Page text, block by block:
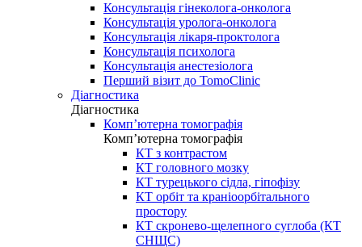
Консультація гінеколога-онколога
Консультація уролога-онколога
Консультація лікаря-проктолога
Консультація психолога
Консультація анестезіолога
Перший візит до TomoClinic
Діагностика
Діагностика
Комп’ютерна томографія
Комп’ютерна томографія
КТ з контрастом
КТ головного мозку
КТ турецького сідла, гіпофізу
КТ орбіт та краніоорбітального
простору
КТ скронево-щелепного суглоба (КТ
СНЩС)